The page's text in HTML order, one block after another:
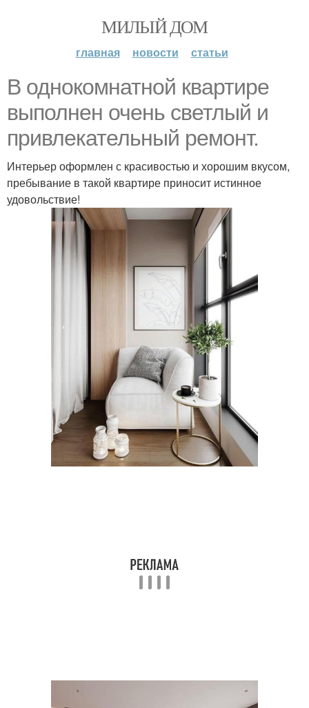
МИЛЫЙ ДОМ
главная новости статьи
В однокомнатной квартире
выполнен очень светлый и
привлекательный ремонт.
Интерьер оформлен с красивостью и хорошим вкусом,
пребывание в такой квартире приносит истинное
удовольствие!